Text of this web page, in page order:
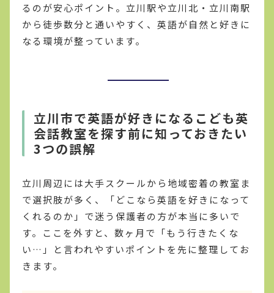
るのが安心ポイント。立川駅や立川北・立川南駅
から徒歩数分と通いやすく、英語が自然と好きに
なる環境が整っています。
立川市で英語が好きになるこども英
会話教室を探す前に知っておきたい
3つの誤解
立川周辺には大手スクールから地域密着の教室ま
で選択肢が多く、「どこなら英語を好きになって
くれるのか」で迷う保護者の方が本当に多いで
す。ここを外すと、数ヶ月で「もう行きたくな
い…」と言われやすいポイントを先に整理してお
きます。